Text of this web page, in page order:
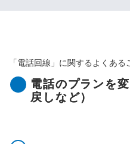
「電話回線 」に関するよくある
電話のプランを
戻しなど）